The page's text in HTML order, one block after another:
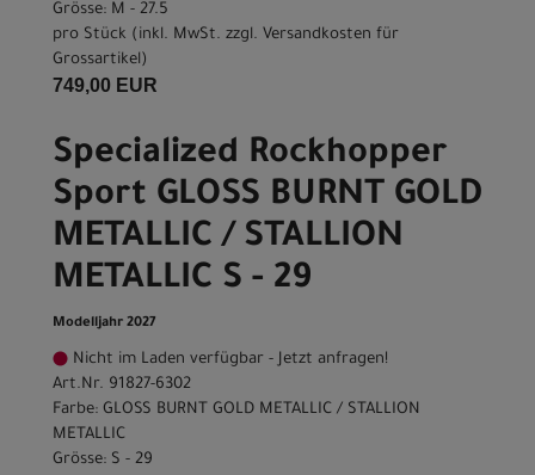
Grösse: M - 27.5
pro Stück (inkl. MwSt. zzgl. Versandkosten für
Grossartikel)
749,00 EUR
Specialized Rockhopper
Sport GLOSS BURNT GOLD
METALLIC / STALLION
METALLIC S - 29
Modelljahr 2027
Nicht im Laden verfügbar - Jetzt anfragen!
Art.Nr. 91827-6302
Farbe: GLOSS BURNT GOLD METALLIC / STALLION
METALLIC
Grösse: S - 29